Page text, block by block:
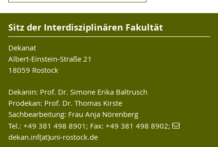
Sitz der Interdisziplinären Fakultät
Dekanat
Albert-Einstein-Straße 21
18059 Rostock
Dekanin: Prof. Dr. Simone Erika Baltrusch
Prodekan: Prof. Dr. Thomas Kirste
Sachbearbeitung: Frau Anja Nörenberg
Tel.: +49 381 498 8901; Fax: +49 381 498 8902;
dekan.inf(at)uni-rostock.de